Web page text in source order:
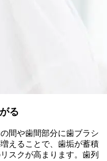
る
間や歯間部分に歯ブラシ
えることで、歯垢が蓄積
スクが高まります。歯列